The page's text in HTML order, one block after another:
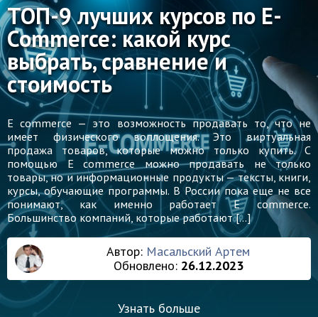
ТОП-9 лучших курсов по E-
Commerce: какой курс
выбрать, сравнение и
стоимость
E commerce — это возможность продавать то, что не
имеет физического воплощения. Это виртуальная
продажа товаров, которые можно только купить. С
помощью E commerce можно продавать не только
товары, но и информационные продукты — тексты, книги,
курсы, обучающие программы. В России пока еще не все
понимают, как именно работает E commerce.
Большинство компаний, которые работают […]
Автор: Масальский Артем
Обновлено: 26.12.2023
Узнать больше